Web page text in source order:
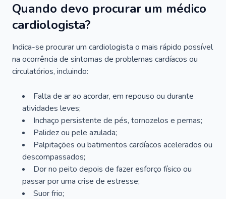
Quando devo procurar um médico
cardiologista?
Indica-se procurar um cardiologista o mais rápido possível
na ocorrência de sintomas de problemas cardíacos ou
circulatórios, incluindo:
Falta de ar ao acordar, em repouso ou durante
atividades leves;
Inchaço persistente de pés, tornozelos e pernas;
Palidez ou pele azulada;
Palpitações ou batimentos cardíacos acelerados ou
descompassados;
Dor no peito depois de fazer esforço físico ou
passar por uma crise de estresse;
Suor frio;